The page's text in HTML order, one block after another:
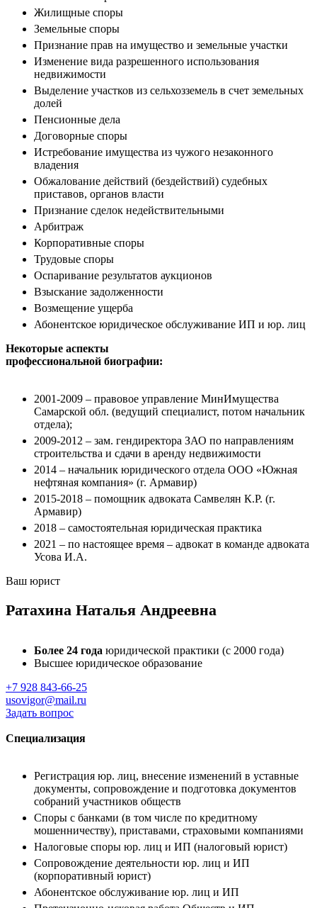
Жилищные споры
Земельные споры
Признание прав на имущество и земельные участки
Изменение вида разрешенного использования
недвижимости
Выделение участков из сельхозземель в счет земельных
долей
Пенсионные дела
Договорные споры
Истребование имущества из чужого незаконного
владения
Обжалование действий (бездействий) судебных
приставов, органов власти
Признание сделок недействительными
Арбитраж
Корпоративные споры
Трудовые споры
Оспаривание результатов аукционов
Взыскание задолженности
Возмещение ущерба
Абонентское юридическое обслуживание ИП и юр. лиц
Некоторые аспекты
профессиональной биографии:
2001-2009 – правовое управление МинИмущества
Самарской обл. (ведущий специалист, потом начальник
отдела);
2009-2012 – зам. гендиректора ЗАО по направлениям
строительства и сдачи в аренду недвижимости
2014 – начальник юридического отдела ООО «Южная
нефтяная компания» (г. Армавир)
2015-2018 – помощник адвоката Самвелян К.Р. (г.
Армавир)
2018 – самостоятельная юридическая практика
2021 – по настоящее время – адвокат в команде адвоката
Усова И.А.
Ваш юрист
Ратахина Наталья Андреевна
Более 24 года юридической практики (с 2000 года)
Высшее юридическое образование
+7 928 843-66-25
usovigor@mail.ru
Задать вопрос
Специализация
Регистрация юр. лиц, внесение изменений в уставные
документы, сопровождение и подготовка документов
собраний участников обществ
Споры с банками (в том числе по кредитному
мошенничеству), приставами, страховыми компаниями
Налоговые споры юр. лиц и ИП (налоговый юрист)
Сопровождение деятельности юр. лиц и ИП
(корпоративный юрист)
Абонентское обслуживание юр. лиц и ИП